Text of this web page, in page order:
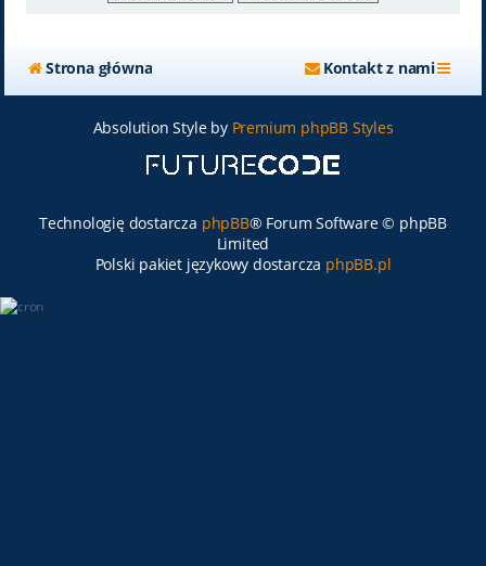
Strona główna Kontakt z nami
Absolution Style by Premium phpBB Styles
Technologię dostarcza phpBB® Forum Software © phpBB
Limited
Polski pakiet językowy dostarcza phpBB.pl